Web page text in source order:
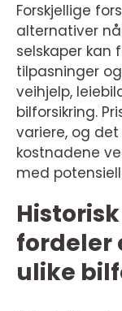
Forskjellige
alternativer
selskaper kan
tilpasninger
veihjelp,
bilforsikring.
variere, og
kostnadene
med
fordeler
ulike